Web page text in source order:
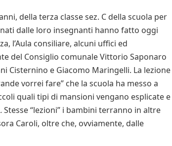
della terza classe sez. C della scuola per
dalle loro insegnanti hanno fatto oggi
l’Aula consiliare, alcuni uffici ed
del Consiglio comunale Vittorio Saponaro
Cisternino e Giacomo Maringelli. La lezione
vorrei fare” che la scuola ha messo a
quali tipi di mansioni vengano esplicate e
“lezioni” i bambini terranno in altre
Caroli, oltre che, ovviamente, dalle